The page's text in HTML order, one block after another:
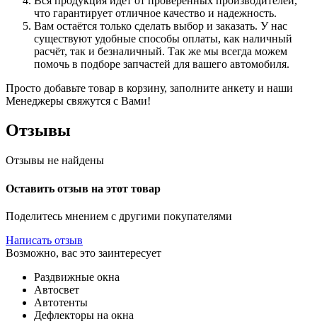
что гарантирует отличное качество и надежность.
Вам остаётся только сделать выбор и заказать. У нас
существуют удобные способы оплаты, как наличный
расчёт, так и безналичный. Так же мы всегда можем
помочь в подборе запчастей для вашего автомобиля.
Просто добавьте товар в корзину, заполните анкету и наши
Менеджеры свяжутся с Вами!
Отзывы
Отзывы не найдены
Оставить отзыв на этот товар
Поделитесь мнением с другими покупателями
Написать отзыв
Возможно, вас это заинтересует
Раздвижные окна
Автосвет
Автотенты
Дефлекторы на окна